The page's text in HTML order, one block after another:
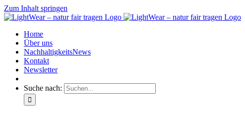
Zum Inhalt springen
Home
Über uns
NachhaltigkeitsNews
Kontakt
Newsletter
Suche nach: